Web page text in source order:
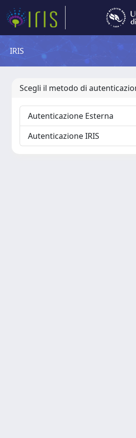
IRIS
Scegli il metodo di
Autenticazione Esterna
Autenticazione IRIS